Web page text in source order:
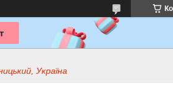
Україна